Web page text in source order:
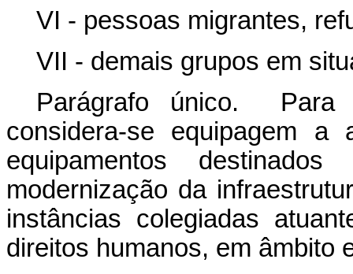
VI - pessoas migrantes,
VII - demais grupos em
Parágrafo único. Para
considera-se equipagem
equipamentos
modernização da
instâncias colegiadas
direitos humanos, em âmbito